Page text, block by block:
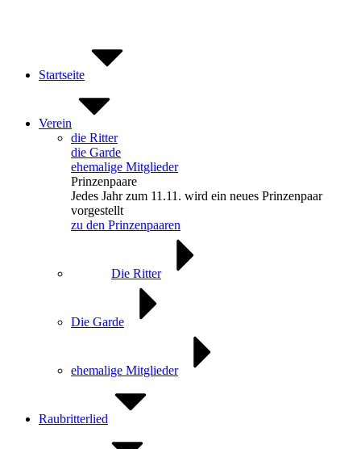
Startseite
Verein
die Ritter
die Garde
ehemalige Mitglieder
Prinzenpaare
Jedes Jahr zum 11.11. wird ein neues Prinzenpaar
vorgestellt
zu den Prinzenpaaren
Die Ritter
Die Garde
ehemalige Mitglieder
Raubritterlied